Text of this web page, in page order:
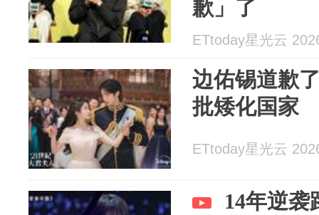
歉」了
ETtoday星光云
边佑锡道歉
批矮化国家
ETtoday星光云
14年逆袭